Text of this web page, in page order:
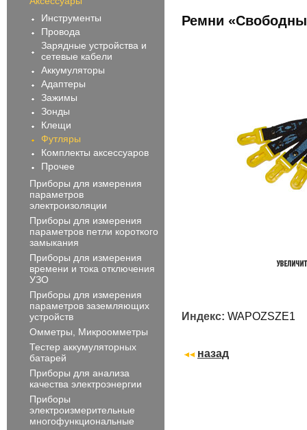
Инструменты
Провода
Зарядные устройства и
сетевые кабели
Аккумуляторы
Адаптеры
Зажимы
Зонды
Клещи
Футляры
Комплекты аксессуаров
Прочее
Приборы для измерения
параметров
электроизоляции
Приборы для измерения
параметров петли короткого
замыкания
Приборы для измерения
времени и тока отключения
УЗО
Приборы для измерения
параметров заземляющих
устройств
Омметры, Микроомметры
Тестер аккумуляторных
батарей
Приборы для анализа
качества электроэнергии
Приборы
электроизмерительные
многофункциональные
Ремни
Индекс: WAPOZSZE1
назад